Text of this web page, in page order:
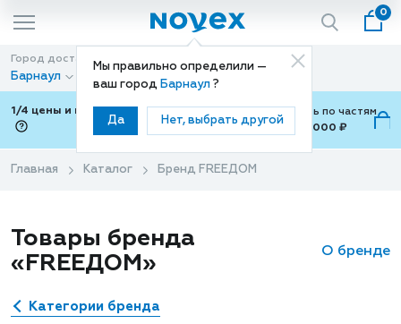
Мы правильно определили —
ваш город Барнаул ?
Да Нет, выбрать другой
0
Город доставки
Барнаул
Способ доставки
Доставка
1/4 цены и покупки ваши с Подели
Можно оплатить по частям
от 700 ₽ до 15,000 ₽
Главная Каталог Бренд FREEДОМ
Товары бренда
«FREEДОМ»
О бренде
Категории бренда